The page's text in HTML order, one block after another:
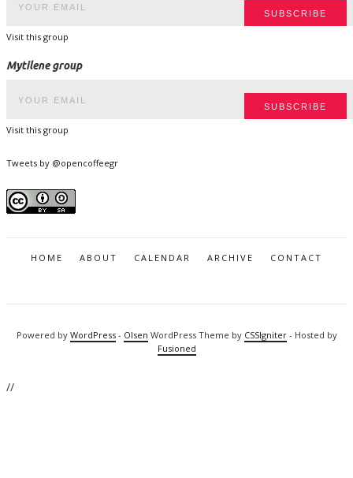
Visit this group
Mytilene group
Visit this group
Tweets by @opencoffeegr
HOME ABOUT CALENDAR ARCHIVE CONTACT
Powered by WordPress- Olsen WordPress Theme by CSSIgniter- Hosted by
Fusioned
//